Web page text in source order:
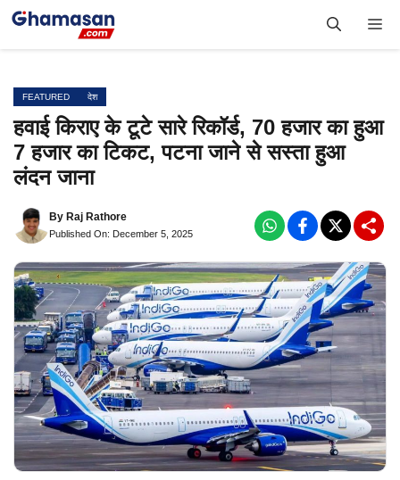
Skip
FEATURED देश
हवाई किराए के टूटे सारे रिकॉर्ड, 70 हजार का हुआ
7 हजार का टिकट, पटना जाने से सस्ता हुआ
लंदन जाना
By Raj Rathore
Published On: December 5, 2025